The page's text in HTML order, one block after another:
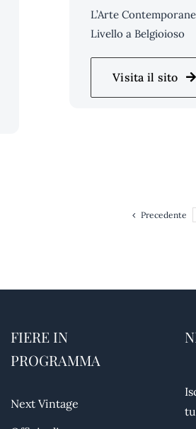
L’Arte
Livello a Belgioioso
Visita il sito
Precedente
FIERE IN
PROGRAMMA
Next Vintage